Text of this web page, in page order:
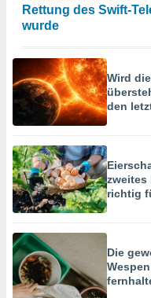
Rettung des Swift-
wurde
Wird
den
zweites
richtig
Die